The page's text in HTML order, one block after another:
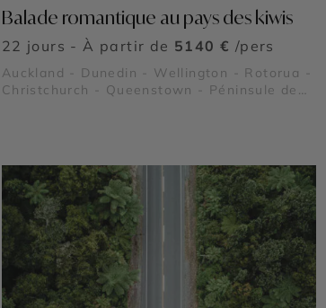
Balade romantique au pays des kiwis
22 jours - À partir de 5140 € /pers
Auckland - Dunedin - Wellington - Rotorua -
Christchurch - Queenstown - Péninsule de